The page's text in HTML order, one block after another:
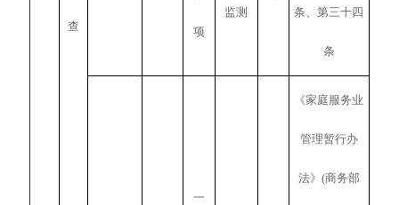
查 项
监测 条、第三十四
条
一
《家庭服务业
管理暂行办
法》(商务部